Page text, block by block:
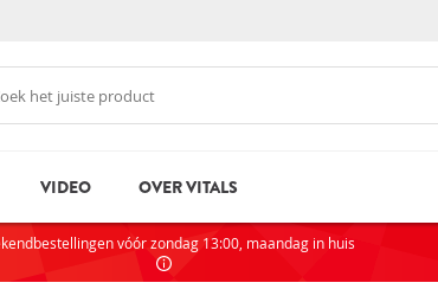
VIDEO OVER VITALS
vóór zondag 13:00, maandag in huis